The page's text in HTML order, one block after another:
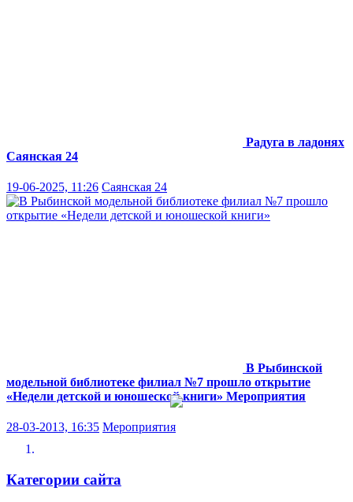
Радуга в ладонях
Саянская 24
19-06-2025, 11:26 Саянская 24
В Рыбинской
модельной библиотеке филиал №7 прошло открытие
«Недели детской и юношеской книги» Мероприятия
28-03-2013, 16:35 Мероприятия
Категории сайта